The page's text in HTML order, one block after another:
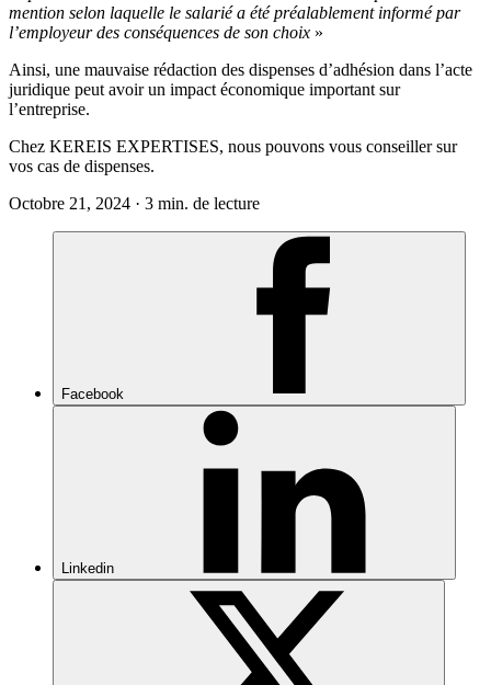
mention selon laquelle le salarié a été préalablement informé par
l’employeur des conséquences de son choix »
Ainsi, une mauvaise rédaction des dispenses d’adhésion dans l’acte
juridique peut avoir un impact économique important sur
l’entreprise.
Chez KEREIS EXPERTISES, nous pouvons vous conseiller sur
vos cas de dispenses.
Octobre 21, 2024 · 3 min. de lecture
Facebook
Linkedin